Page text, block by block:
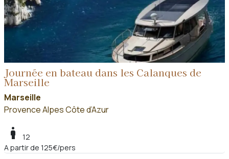
Journée en bateau dans les Calanques de
Marseille
Marseille
Provence Alpes Côte d’Azur
boy
12
A partir de 125€/pers